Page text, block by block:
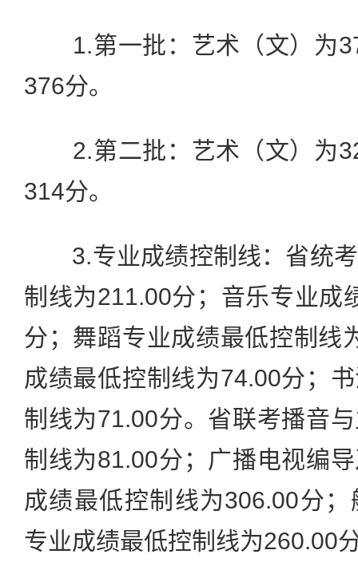
1.第一批：艺术（文）为
376分。
2.第二批：艺术（文）为
314分。
3.专业成绩控制线：省统考
制线为211.00分；音乐专业成
分；舞蹈专业成绩最低控制线
成绩最低控制线为74.00分；
制线为71.00分。省联考播音
制线为81.00分；广播电视编
成绩最低控制线为306.00分
专业成绩最低控制线为260.00